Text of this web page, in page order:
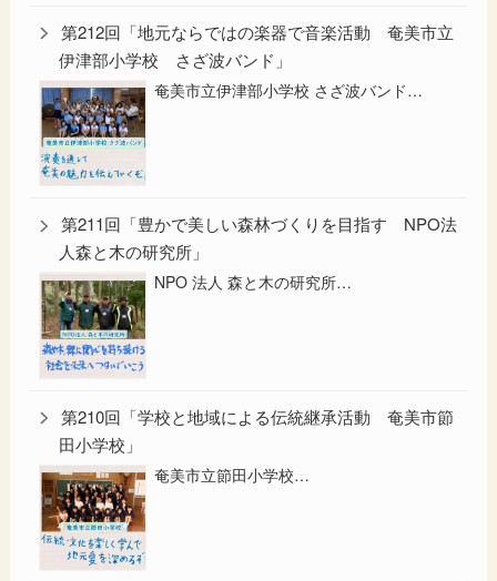
第212回「地元ならではの楽器で音楽活動 奄美市立
伊津部小学校 さざ波バンド」
奄美市立伊津部小学校 さざ波バンド…
第211回「豊かで美しい森林づくりを目指す NPO法
人森と木の研究所」
NPO 法人 森と木の研究所…
第210回「学校と地域による伝統継承活動 奄美市節
田小学校」
奄美市立節田小学校…